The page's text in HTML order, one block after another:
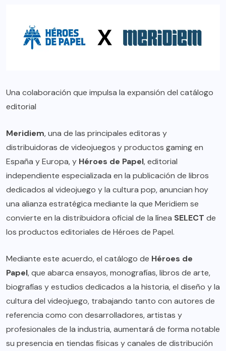
Una colaboración que impulsa la expansión del catálogo
editorial
Meridiem, una de las principales editoras y
distribuidoras de videojuegos y productos gaming en
España y Europa, y Héroes de Papel, editorial
independiente especializada en la publicación de libros
dedicados al videojuego y la cultura pop, anuncian hoy
una alianza estratégica mediante la que Meridiem se
convierte en la distribuidora oficial de la línea SELECT de
los productos editoriales de Héroes de Papel.
Mediante este acuerdo, el catálogo de Héroes de
Papel, que abarca ensayos, monografías, libros de arte,
biografías y estudios dedicados a la historia, el diseño y la
cultura del videojuego, trabajando tanto con autores de
referencia como con desarrolladores, artistas y
profesionales de la industria, aumentará de forma notable
su presencia en tiendas físicas y canales de distribución